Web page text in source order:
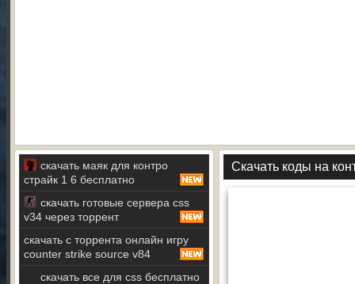
скачать маяк для контро
страйк 1 6 бесплатно
скачать готовые сервера css
v34 через торрент
скачать с торрента онлайн игру
counter strike source v84
скачать все для css бесплатно
Скачать коды на